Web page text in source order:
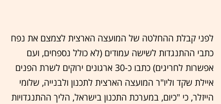
לפני קבלת ההחלטה של המועצה הארצית לצמצם את נפח
כתבי ההתנגדות לשישה עמודים (לא כולל נספחים, ועם
אפשרות לחריגים) כתבו כ-30 ארגונים ירוקים לשרת הפנים
איילת שקד וליו"ר המועצה הארצית לתכנון ולבנייה, שלומי
הייזלר, כי "כיום, במערכת התכנון בישראל, הליך ההתנגדויות